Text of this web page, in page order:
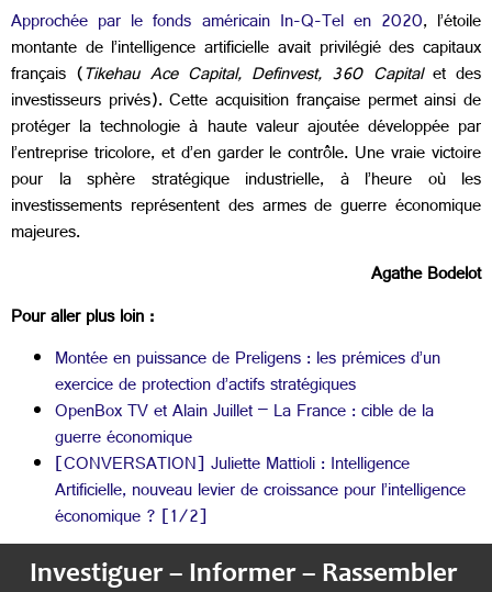
Approchée par le fonds américain In-Q-Tel en 2020, l’étoile
montante de l’intelligence artificielle avait privilégié des capitaux
français (Tikehau Ace Capital, Definvest, 360 Capitalet des
investisseurs privés). Cette acquisition française permet ainsi de
protéger la technologie à haute valeur ajoutée développée par
l’entreprise tricolore, et d’en garder le contrôle. Une vraie victoire
pour la sphère stratégique industrielle, à l’heure où les
investissements représentent des armes de guerre économique
majeures.
Agathe Bodelot
Pour aller plus loin :
Montée en puissance de Preligens : les prémices d’un
exercice de protection d’actifs stratégiques
OpenBox TV et Alain Juillet – La France : cible de la
guerre économique
[CONVERSATION] Juliette Mattioli : Intelligence
Artificielle, nouveau levier de croissance pour l’intelligence
économique ? [1/2]
Investiguer – Informer – Rassembler